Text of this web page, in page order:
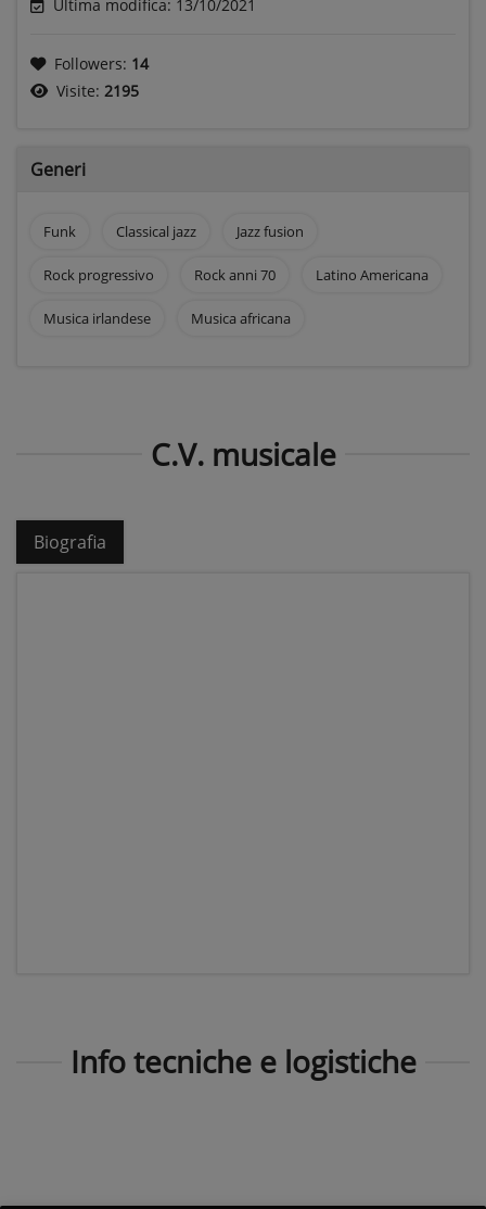
Ultima modifica: 13/10/2021
Followers: 14
Visite: 2195
Generi
Funk Classical jazz Jazz fusion
Rock progressivo Rock anni 70 Latino Americana
Musica irlandese Musica africana
C.V. musicale
Biografia
Info tecniche e logistiche